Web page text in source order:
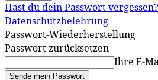
Hast du dein Passwort
Datenschutzbelehrung
Passwort-Wiederherstellung
Passwort zurücksetzen
Ihre E-